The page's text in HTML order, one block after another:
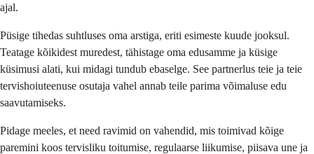
ajal.
Püsige tihedas suhtluses oma arstiga, eriti esimeste kuude jooksul.
Teatage kõikidest muredest, tähistage oma edusamme ja küsige
küsimusi alati, kui midagi tundub ebaselge. See partnerlus teie ja teie
tervishoiuteenuse osutaja vahel annab teile parima võimaluse edu
saavutamiseks.
Pidage meeles, et need ravimid on vahendid, mis toimivad kõige
paremini koos tervisliku toitumise, regulaarse liikumise, piisava une ja